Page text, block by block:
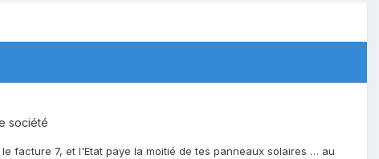
société
facture 7, et l'Etat paye la moitié de tes panneaux solaires … au